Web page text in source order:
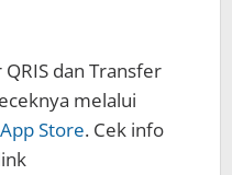
dan Transfer
melalui
App Store. Cek info